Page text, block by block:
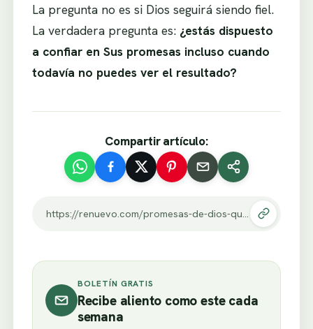
La pregunta no es si Dios seguirá siendo fiel.
La verdadera pregunta es: ¿estás dispuesto
a confiar en Sus promesas incluso cuando
todavía no puedes ver el resultado?
Compartir artículo:
https://renuevo.com/promesas-de-dios-que-seria-de-ti-sin-el.html
BOLETÍN GRATIS
Recibe aliento como este cada
semana